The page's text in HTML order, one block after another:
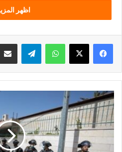
كما شنت قوات الاحتلال غارة على
اظهر
فيسبوك ‫X واتساب تيلقرام
الاحتلال
الإسرائيلي
يوسع
مشمار
يهودا: